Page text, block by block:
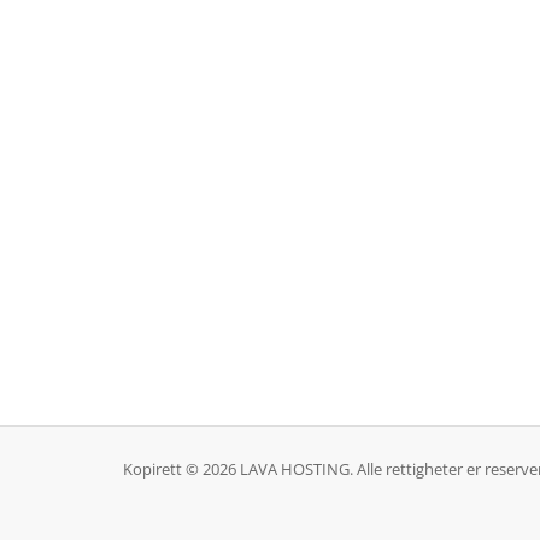
Kopirett © 2026 LAVA HOSTING. Alle rettigheter er